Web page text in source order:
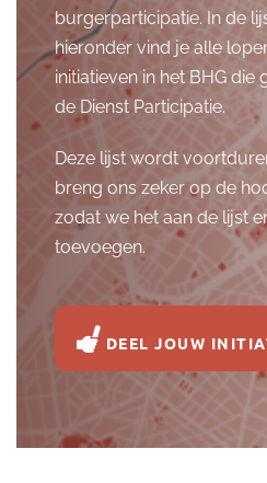
burgerparticipatie. In de
hieronder vind je alle
initiatieven in het BHG
de Dienst Participatie.
Deze lijst wordt
breng ons zeker op de
zodat we het aan de lijst
toevoegen.
DEEL JOUW